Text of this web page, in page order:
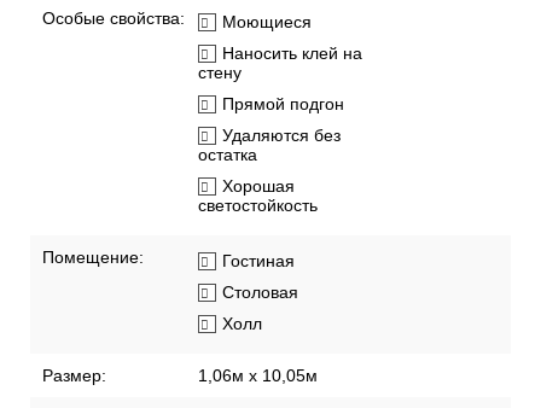
Особые свойства:
Моющиеся
Наносить клей на
стену
Прямой подгон
Удаляются без
остатка
Хорошая
светостойкость
Помещение:
Гостиная
Столовая
Холл
Размер: 1,06м х 10,05м